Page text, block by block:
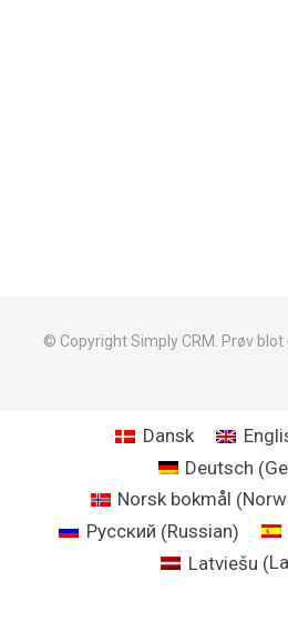
© Copyright Simply CRM. Prøv blot
Dansk
Deutsch (
Norsk bokmål (
Русский (Russian)
Latviešu (